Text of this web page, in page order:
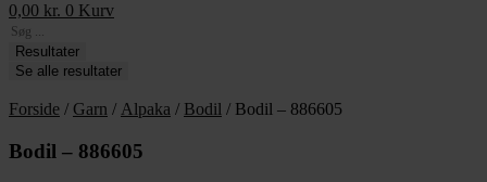
0,00 kr. 0 Kurv
Search
...Resultater
Se alle resultater
Forside / Garn / Alpaka / Bodil / Bodil – 886605
Bodil – 886605